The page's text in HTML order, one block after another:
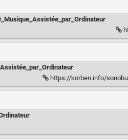
https://korben.info/sonobus-